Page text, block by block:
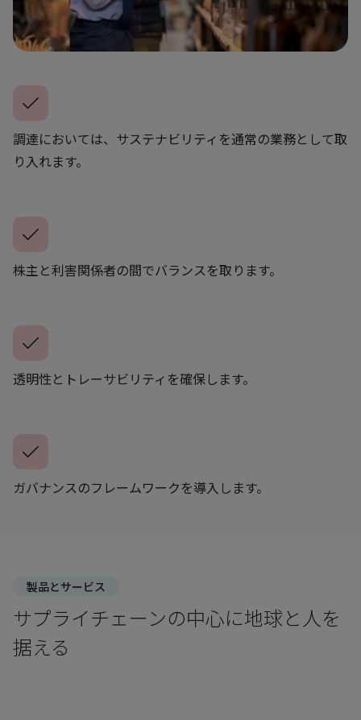
調達においては、サステナビリティを通常の業務として取
り入れます。
株主と利害関係者の間でバランスを取ります。
透明性とトレーサビリティを確保します。
ガバナンスのフレームワークを導入します。
製品とサービス
サプライチェーンの中心に地球と人を
据える